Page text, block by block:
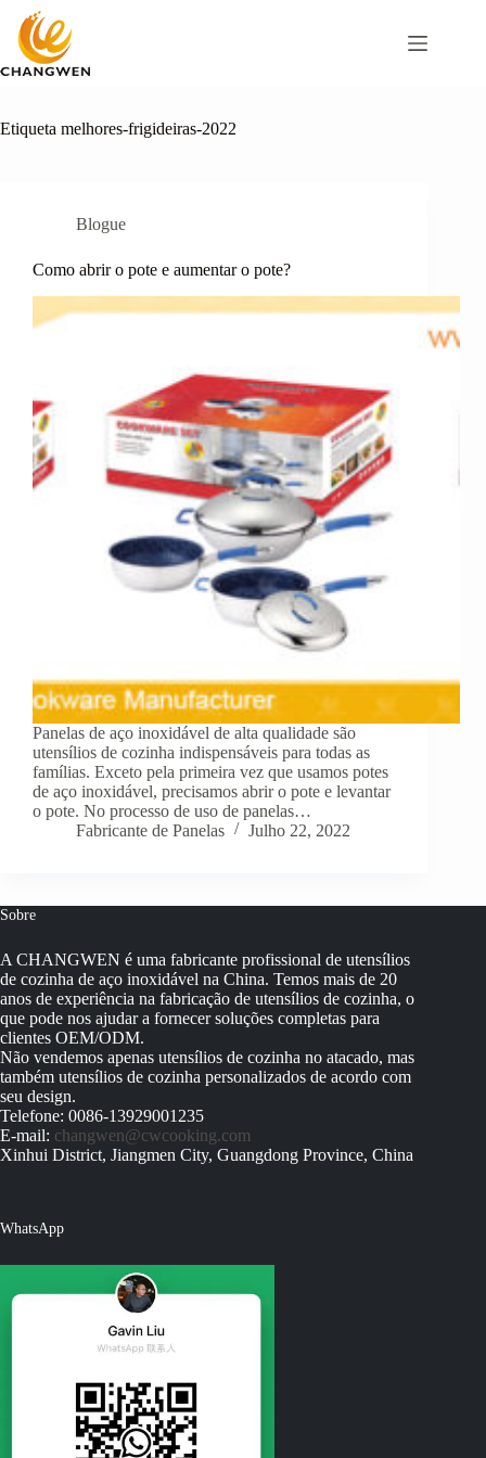
para
conteúdo
Etiqueta melhores-frigideiras-2022
Blogue
Como abrir o pote e aumentar o pote?
Panelas de aço inoxidável de alta qualidade são
utensílios de cozinha indispensáveis para todas as
famílias. Exceto pela primeira vez que usamos potes
de aço inoxidável, precisamos abrir o pote e levantar
o pote. No processo de uso de panelas…
Fabricante de Panelas
Julho 22, 2022
Sobre
A CHANGWEN é uma fabricante profissional de utensílios
de cozinha de aço inoxidável na China. Temos mais de 20
anos de experiência na fabricação de utensílios de cozinha, o
que pode nos ajudar a fornecer soluções completas para
clientes OEM/ODM.
Não vendemos apenas utensílios de cozinha no atacado, mas
também utensílios de cozinha personalizados de acordo com
seu design.
Telefone: 0086-13929001235
E-mail: changwen@cwcooking.com
Xinhui District, Jiangmen City, Guangdong Province, China
WhatsApp